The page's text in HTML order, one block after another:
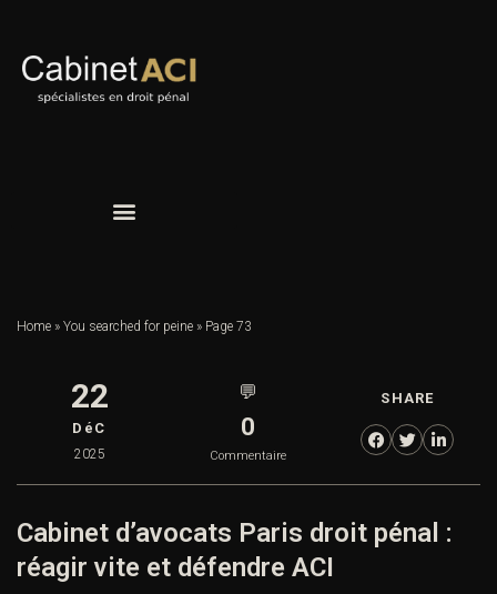
Home » You searched for peine » Page 73
22
DéC
2025
💬
0
Commentaire
SHARE
Cabinet d’avocats Paris droit pénal :
réagir vite et défendre ACI